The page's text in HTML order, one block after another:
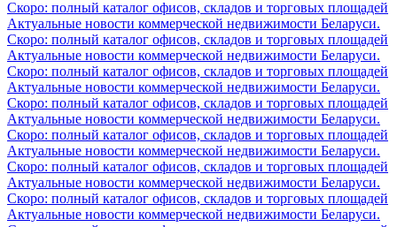
Скоро: полный каталог офисов, складов и торговых площадей
Актуальные новости коммерческой недвижимости Беларуси.
Скоро: полный каталог офисов, складов и торговых площадей
Актуальные новости коммерческой недвижимости Беларуси.
Скоро: полный каталог офисов, складов и торговых площадей
Актуальные новости коммерческой недвижимости Беларуси.
Скоро: полный каталог офисов, складов и торговых площадей
Актуальные новости коммерческой недвижимости Беларуси.
Скоро: полный каталог офисов, складов и торговых площадей
Актуальные новости коммерческой недвижимости Беларуси.
Скоро: полный каталог офисов, складов и торговых площадей
Актуальные новости коммерческой недвижимости Беларуси.
Скоро: полный каталог офисов, складов и торговых площадей
Актуальные новости коммерческой недвижимости Беларуси.